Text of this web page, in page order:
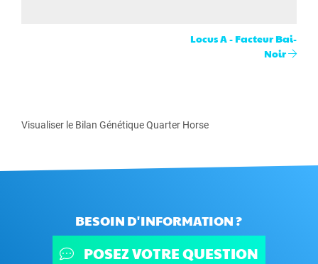
Locus A - Facteur Bai-
Noir
Visualiser le Bilan Génétique Quarter Horse
BESOIN D'INFORMATION ?
POSEZ VOTRE QUESTION